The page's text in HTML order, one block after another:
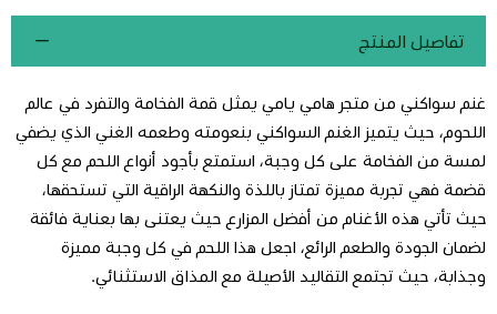
تفاصيل المنتج
غنم سواكني من متجر هامي يامي يمثل قمة الفخامة والتفرد في عالم
اللحوم، حيث يتميز الغنم السواكني بنعومته وطعمه الغني الذي يضفي
لمسة من الفخامة على كل وجبة، استمتع بأجود أنواع اللحم مع كل
قضمة فهي تجربة مميزة تمتاز باللذة والنكهة الراقية التي تستحقها،
حيث تأتي هذه الأغنام من أفضل المزارع حيث يعتنى بها بعناية فائقة
لضمان الجودة والطعم الرائع، اجعل هذا اللحم في كل وجبة مميزة
وجذابة، حيث تجتمع التقاليد الأصيلة مع المذاق الاستثنائي.